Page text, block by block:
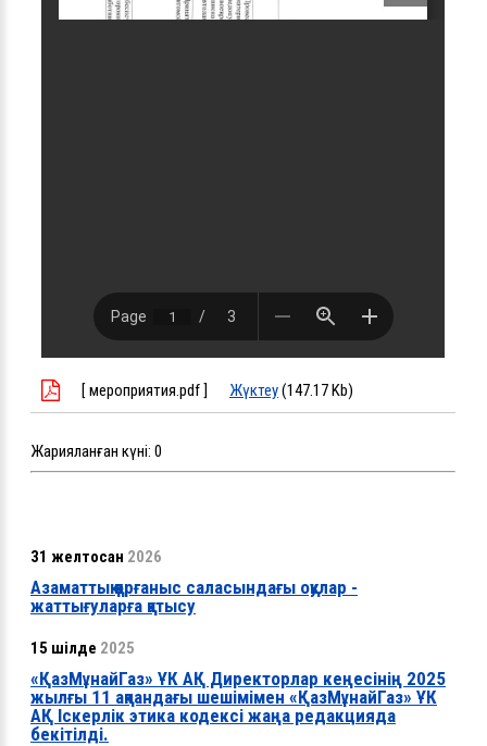
[ мероприятия.pdf ] Жүктеу(147.17 Kb)
Жарияланған күні: 0
31 желтоқсан 2026
Азаматтық қорғаныс саласындағы оқулар -
жаттығуларға қатысу
15 шілде 2025
«ҚазМұнайГаз» ҰК АҚ Директорлар кеңесінің 2025
жылғы 11 ақпандағы шешімімен «ҚазМұнайГаз» ҰК
АҚ Іскерлік этика кодексі жаңа редакцияда
бекітілді.